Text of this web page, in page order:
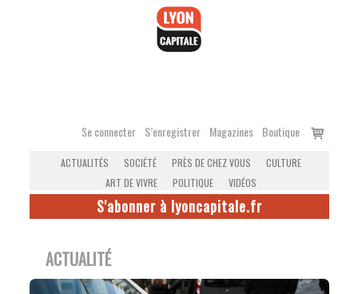
Se connecter S’enregistrer Magazines Boutique
Voir
ACTUALITÉS SOCIÉTÉ PRÈS DE CHEZ VOUS
CULTURE
ART DE VIVRE
POLITIQUE VIDÉOS
S'abonner à lyoncapitale.fr
ACTUALITÉ